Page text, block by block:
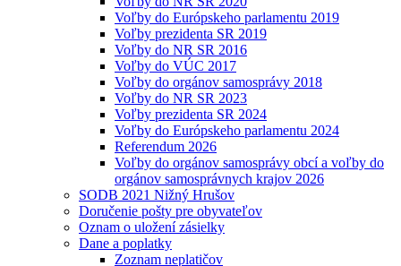
Voľby do Európskeho parlamentu 2019
Voľby prezidenta SR 2019
Voľby do NR SR 2016
Voľby do VÚC 2017
Voľby do orgánov samosprávy 2018
Voľby do NR SR 2023
Voľby prezidenta SR 2024
Voľby do Európskeho parlamentu 2024
Referendum 2026
Voľby do orgánov samosprávy obcí a voľby do
orgánov samosprávnych krajov 2026
SODB 2021 Nižný Hrušov
Doručenie pošty pre obyvateľov
Oznam o uložení zásielky
Dane a poplatky
Zoznam neplatičov